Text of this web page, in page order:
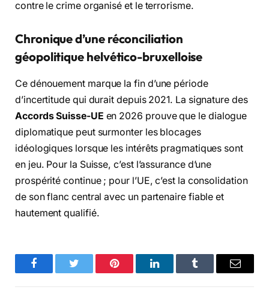
contre le crime organisé et le terrorisme.
Chronique d’une réconciliation
géopolitique helvético-bruxelloise
Ce dénouement marque la fin d’une période
d’incertitude qui durait depuis 2021. La signature des
Accords Suisse-UE en 2026 prouve que le dialogue
diplomatique peut surmonter les blocages
idéologiques lorsque les intérêts pragmatiques sont
en jeu. Pour la Suisse, c’est l’assurance d’une
prospérité continue ; pour l’UE, c’est la consolidation
de son flanc central avec un partenaire fiable et
hautement qualifié.
FacebookTwitter Pinterest LinkedInTumblr Email